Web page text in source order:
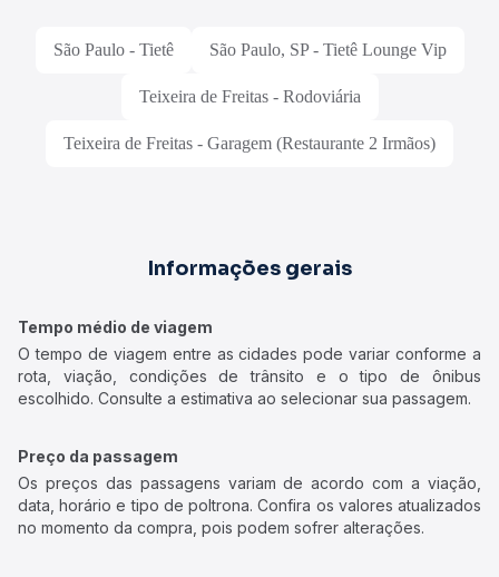
São Paulo - Tietê São Paulo, SP - Tietê Lounge Vip
Teixeira de Freitas - Rodoviária
Teixeira de Freitas - Garagem (Restaurante 2 Irmãos)
Informações gerais
Tempo médio de viagem
O tempo de viagem entre as cidades pode variar conforme a
rota, viação, condições de trânsito e o tipo de ônibus
escolhido. Consulte a estimativa ao selecionar sua passagem.
Preço da passagem
Os preços das passagens variam de acordo com a viação,
data, horário e tipo de poltrona. Confira os valores atualizados
no momento da compra, pois podem sofrer alterações.